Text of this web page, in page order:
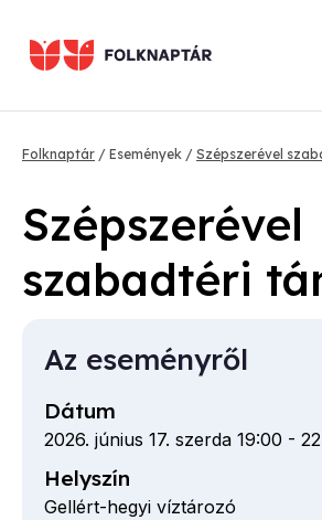
tartalomra
Morzsa
Folknaptár Események Szépszerével
Szépszerével
szabadtéri
Az eseményről
Dátum
2026. június 17. szerda 19:00 -
Helyszín
Gellért-hegyi víztározó